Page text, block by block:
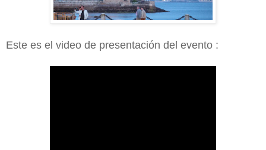
Este es el video de presentación del evento :